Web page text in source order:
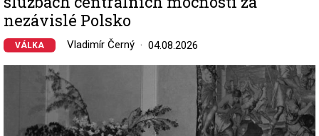
nezávislé Polsko
VÁLKA Vladimír Černý 04.08.2026